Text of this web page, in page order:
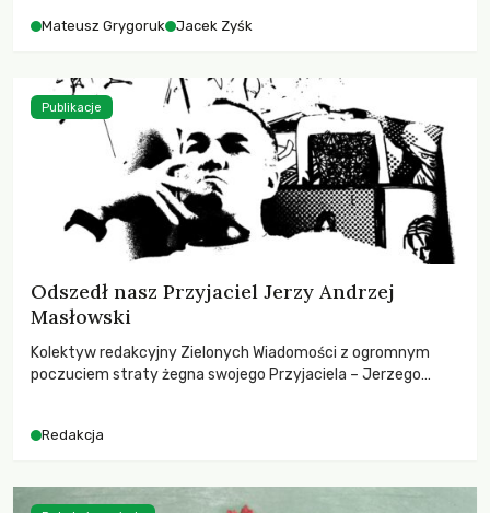
Mateusz Grygoruk Jacek Zyśk
Odszedł nasz Przyjaciel Jerzy Andrzej
Masłowski
Kolektyw redakcyjny Zielonych Wiadomości z ogromnym
poczuciem straty żegna swojego Przyjaciela – Jerzego
Redakcja
Publikacje